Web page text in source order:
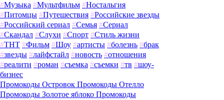
#Музыка #Мультфильм #Ностальгия
#Питомцы #Путешествия #Российские звезды
#Российский сериал #Семья #Сериал
#Скандал #Слухи #Спорт #Стиль жизни
#ТНТ #Фильм #Шоу #артисты #болезнь #брак
#звезды #лайфстайл #новость #отношения
#реалити #роман #съемка #съемки #тв #шоу-
бизнес
Промокоды Островок Промокоды Отелло
Промокоды Золотое яблоко Промокоды